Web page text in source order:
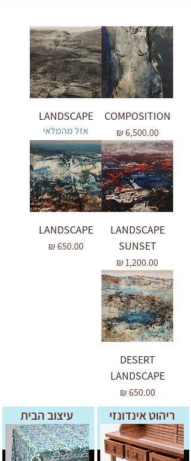
COMPOSITION
מחיר‏6,500.00 ‏₪
LANDSCAPE
אזל מהמלאי
LANDSCAPE
SUNSET
מחיר
LANDSCAPE
מחיר‏650.00 ‏₪
DESERT
LANDSCAPE
מחיר‏650.00 ‏₪
ריהוט אינדונזי עיצוב הבית